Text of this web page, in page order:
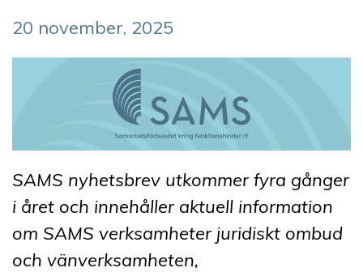
20 november, 2025
SAMS nyhetsbrev utkommer fyra gånger
i året och innehåller aktuell information
om SAMS verksamheter juridiskt ombud
och vänverksamheten,